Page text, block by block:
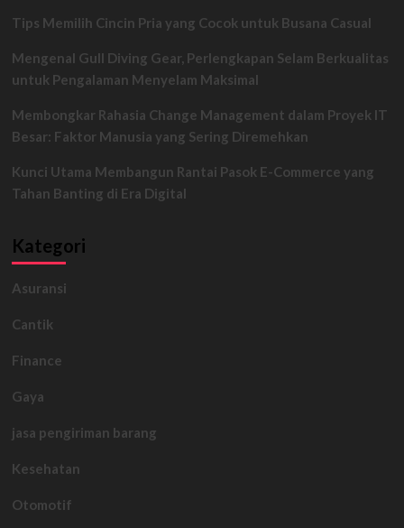
Tips Memilih Cincin Pria yang Cocok untuk Busana Casual
Mengenal Gull Diving Gear, Perlengkapan Selam Berkualitas
untuk Pengalaman Menyelam Maksimal
Membongkar Rahasia Change Management dalam Proyek IT
Besar: Faktor Manusia yang Sering Diremehkan
Kunci Utama Membangun Rantai Pasok E-Commerce yang
Tahan Banting di Era Digital
Kategori
Asuransi
Cantik
Finance
Gaya
jasa pengiriman barang
Kesehatan
Otomotif